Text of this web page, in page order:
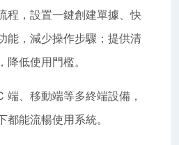
程，設置一鍵創建單據、快
能，減少操作步驟；提供清
低使用門檻。
端、移動端等多終端設備，
能流暢使用系統。